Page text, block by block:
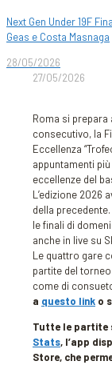
Next Gen Under 19F
Geas e Costa Masnaga
28/05/2026
27/05/2026
Roma si
consecutivo, la
Eccellenza
appuntamenti
eccellenze del
L’edizione 2026
della
le finali di
anche in live su
Le quattro gare
partite del torneo
come di
a questo link o
Tutte le partite
Stats, l’app
Store, che